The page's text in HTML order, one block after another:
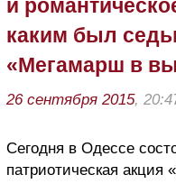
и
каким был
«Мегамарш в
26 сентября 2015,
Сегодня в Одессе
патриотическая